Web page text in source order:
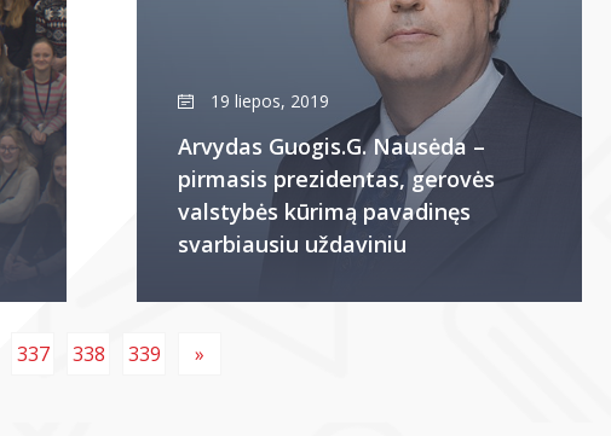
19 liepos, 2019
Arvydas Guogis.G. Nausėda –
pirmasis prezidentas, gerovės
valstybės kūrimą pavadinęs
svarbiausiu uždaviniu
337 338 339 »